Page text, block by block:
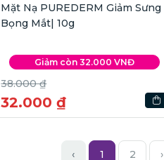
Mặt Nạ PUREDERM Giảm Sưng
Bọng Mắt| 10g
Giảm còn 32.000 VNĐ
38.000 ₫
32.000 ₫
‹ 1 2 ›